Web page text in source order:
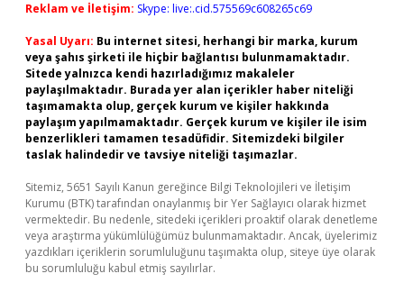
Reklam ve İletişim: Skype: live:.cid.575569c608265c69
Yasal Uyarı: Bu internet sitesi, herhangi bir marka, kurum
veya şahıs şirketi ile hiçbir bağlantısı bulunmamaktadır.
Sitede yalnızca kendi hazırladığımız makaleler
paylaşılmaktadır. Burada yer alan içerikler haber niteliği
taşımamakta olup, gerçek kurum ve kişiler hakkında
paylaşım yapılmamaktadır. Gerçek kurum ve kişiler ile isim
benzerlikleri tamamen tesadüfidir. Sitemizdeki bilgiler
taslak halindedir ve tavsiye niteliği taşımazlar.
Sitemiz, 5651 Sayılı Kanun gereğince Bilgi Teknolojileri ve İletişim
Kurumu (BTK) tarafından onaylanmış bir Yer Sağlayıcı olarak hizmet
vermektedir. Bu nedenle, sitedeki içerikleri proaktif olarak denetleme
veya araştırma yükümlülüğümüz bulunmamaktadır. Ancak, üyelerimiz
yazdıkları içeriklerin sorumluluğunu taşımakta olup, siteye üye olarak
bu sorumluluğu kabul etmiş sayılırlar.